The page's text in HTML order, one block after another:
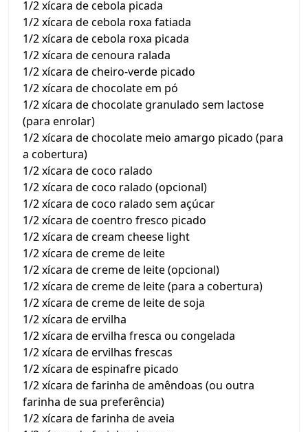
1/2 xícara de cebola picada
1/2 xícara de cebola roxa fatiada
1/2 xícara de cebola roxa picada
1/2 xícara de cenoura ralada
1/2 xícara de cheiro-verde picado
1/2 xícara de chocolate em pó
1/2 xícara de chocolate granulado sem lactose
(para enrolar)
1/2 xícara de chocolate meio amargo picado (para
a cobertura)
1/2 xícara de coco ralado
1/2 xícara de coco ralado (opcional)
1/2 xícara de coco ralado sem açúcar
1/2 xícara de coentro fresco picado
1/2 xícara de cream cheese light
1/2 xícara de creme de leite
1/2 xícara de creme de leite (opcional)
1/2 xícara de creme de leite (para a cobertura)
1/2 xícara de creme de leite de soja
1/2 xícara de ervilha
1/2 xícara de ervilha fresca ou congelada
1/2 xícara de ervilhas frescas
1/2 xícara de espinafre picado
1/2 xícara de farinha de amêndoas (ou outra
farinha de sua preferência)
1/2 xícara de farinha de aveia